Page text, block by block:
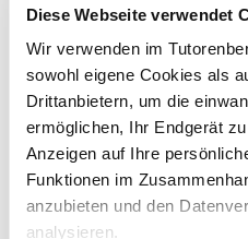
Diese Webseite verwendet
Wir verwenden im
sowohl eigene Cookies als
Drittanbietern, um die
ermöglichen, Ihr Endgerät
Anzeigen auf Ihre
Funktionen im
anzubieten und den
analysieren.
der Lage
Adressaten
Unterricht